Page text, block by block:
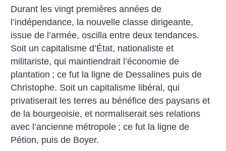
Durant les vingt premières années de
l’indépendance, la nouvelle classe dirigeante,
issue de l’armée, oscilla entre deux tendances.
Soit un capitalisme d’État, nationaliste et
militariste, qui maintiendrait l’économie de
plantation ; ce fut la ligne de Dessalines puis de
Christophe. Soit un capitalisme libéral, qui
privatiserait les terres au bénéfice des paysans et
de la bourgeoisie, et normaliserait ses relations
avec l’ancienne métropole ; ce fut la ligne de
Pétion, puis de Boyer.